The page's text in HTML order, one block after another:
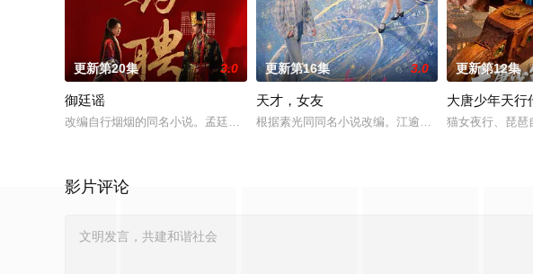
更新第20集 3.0
御廷谣
改编自行烟烟的同名小说。孟廷辉，大平王朝有史以来个以女子进士科三元及第入翰林院的
更新第16集 3.0
天才，女友
根据素光同同名小说改编。江逾白长大以后，林知夏
更新第12集
大唐少年天行
猫女夜行、琵琶
影片评论